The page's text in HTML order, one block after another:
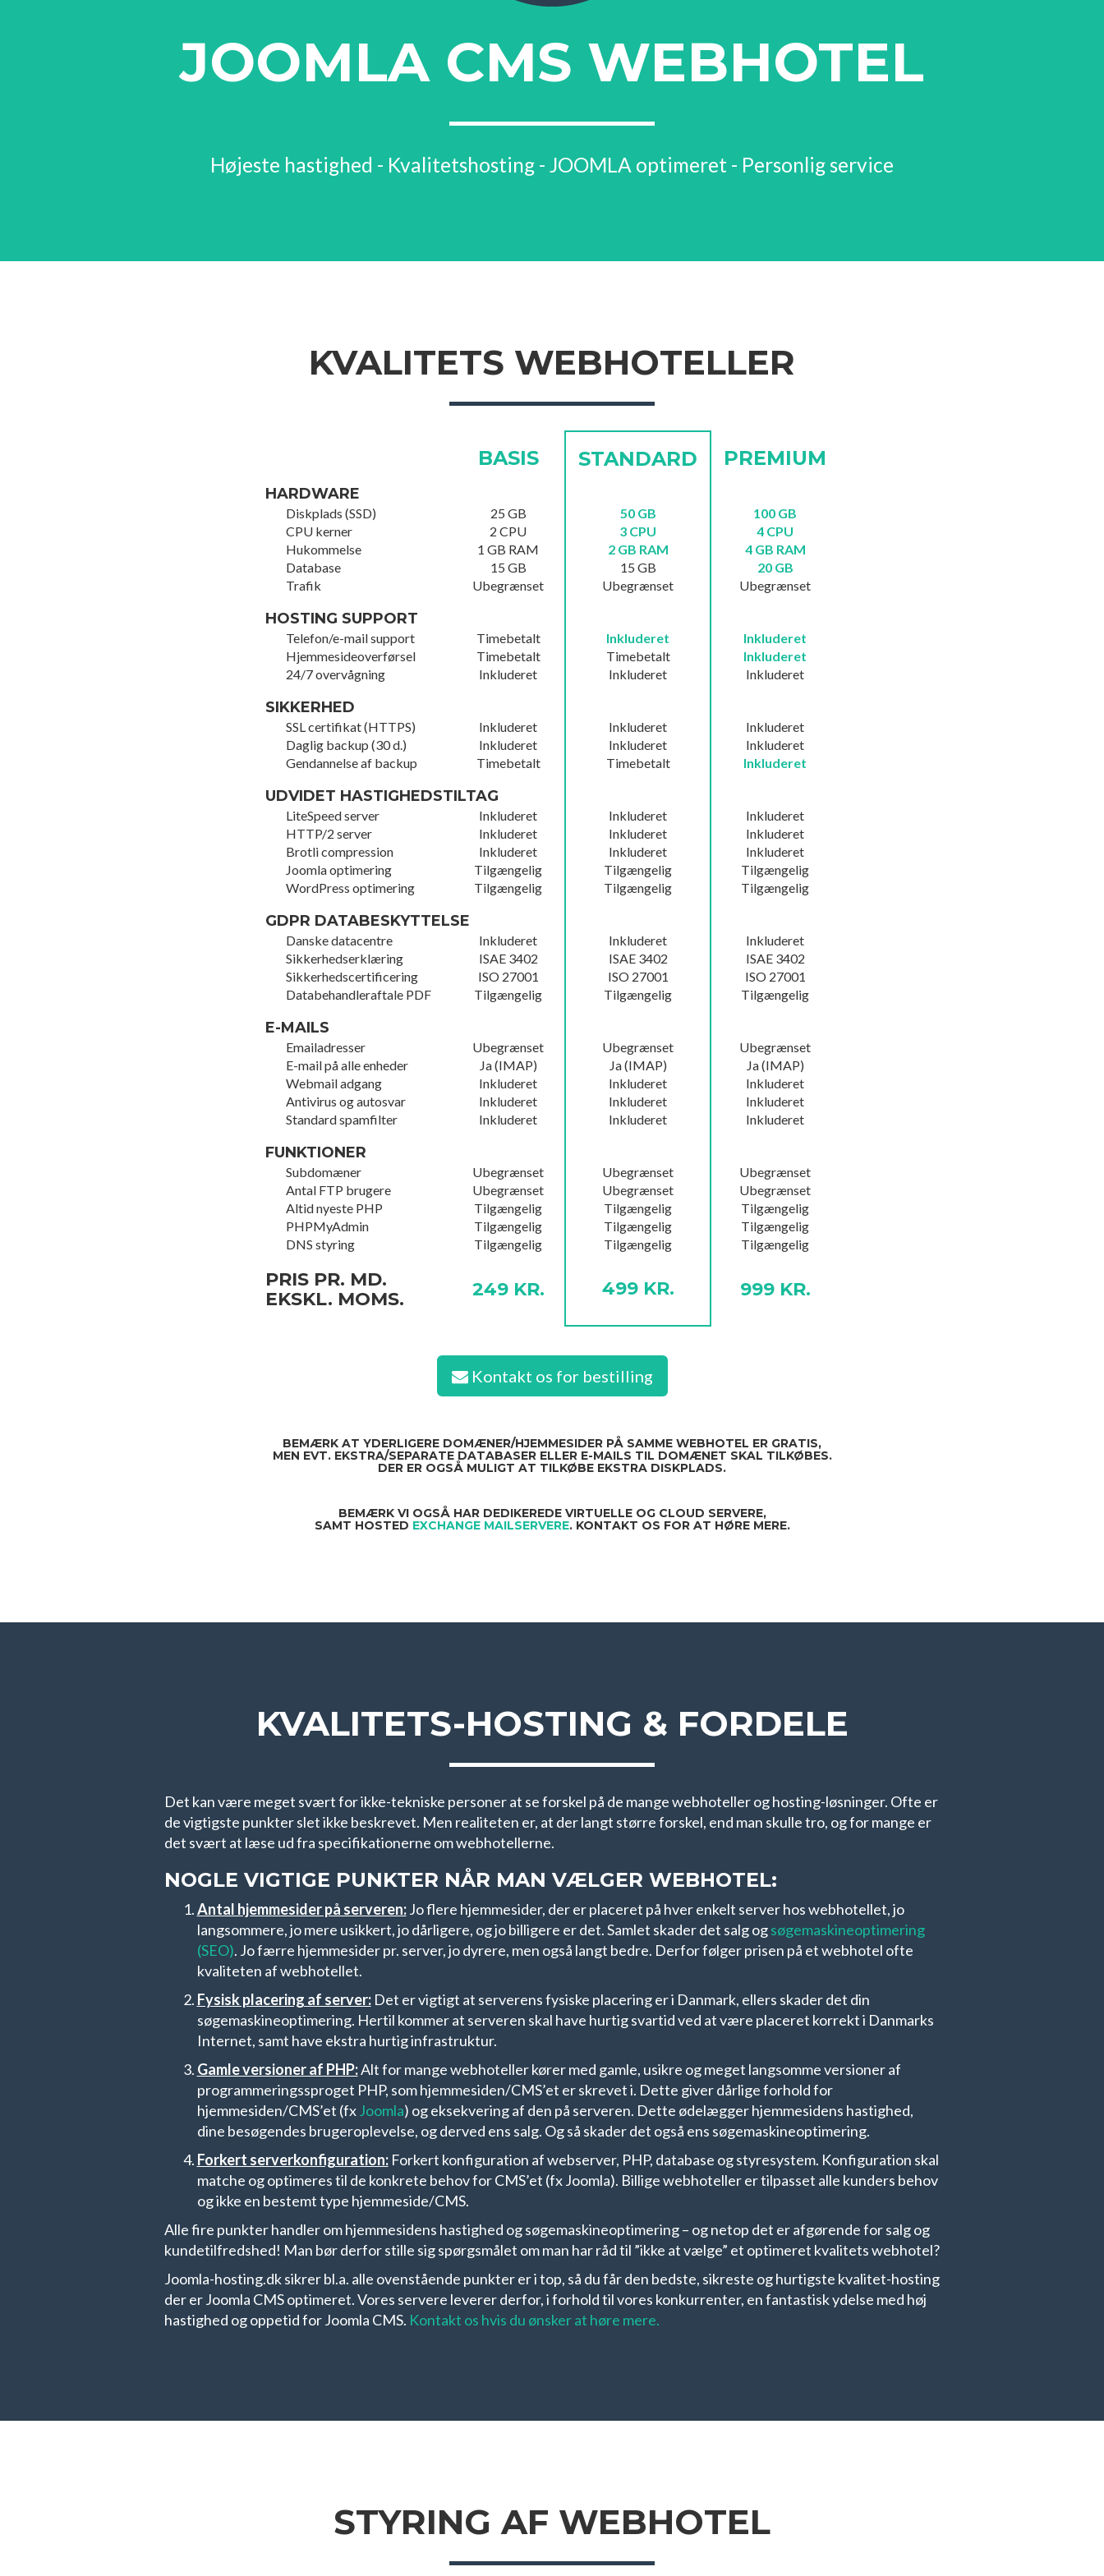
JOOMLA CMS WEBHOTEL
Højeste hastighed - Kvalitetshosting - JOOMLA optimeret - Personlig service
KVALITETS WEBHOTELLER
BASIS STANDARD PREMIUM
HARDWARE
Diskplads (SSD) 25 GB 50 GB
100 GB
CPU kerner
2 CPU 3 CPU
4 CPU
Hukommelse
1 GB RAM 2 GB RAM
4 GB RAM
Database
15 GB 15 GB
20 GB
Trafik
Ubegrænset Ubegrænset Ubegrænset
HOSTING SUPPORT
Telefon/e-mail support Timebetalt Inkluderet
Inkluderet
Hjemmesideoverførsel
Timebetalt Timebetalt
Inkluderet
24/7 overvågning
Inkluderet Inkluderet Inkluderet
SIKKERHED
SSL certifikat (HTTPS) Inkluderet Inkluderet
Inkluderet
Daglig backup (30 d.)
Inkluderet Inkluderet
Inkluderet
Gendannelse af backup
Timebetalt Timebetalt Inkluderet
UDVIDET HASTIGHEDSTILTAG
LiteSpeed server Inkluderet Inkluderet
Inkluderet
HTTP/2 server
Inkluderet Inkluderet
Inkluderet
Brotli compression
Inkluderet Inkluderet
Inkluderet
Joomla optimering
Tilgængelig Tilgængelig
Tilgængelig
WordPress optimering
Tilgængelig Tilgængelig Tilgængelig
GDPR DATABESKYTTELSE
Danske datacentre Inkluderet Inkluderet
Inkluderet
Sikkerhedserklæring
ISAE 3402 ISAE 3402
ISAE 3402
Sikkerhedscertificering
ISO 27001 ISO 27001
ISO 27001
Databehandleraftale PDF
Tilgængelig Tilgængelig Tilgængelig
E-MAILS
Emailadresser Ubegrænset Ubegrænset
Ubegrænset
E-mail på alle enheder
Ja (IMAP) Ja (IMAP)
Ja (IMAP)
Webmail adgang
Inkluderet Inkluderet
Inkluderet
Antivirus og autosvar
Inkluderet Inkluderet
Inkluderet
Standard spamfilter
Inkluderet Inkluderet Inkluderet
FUNKTIONER
Subdomæner Ubegrænset Ubegrænset
Ubegrænset
Antal FTP brugere
Ubegrænset Ubegrænset
Ubegrænset
Altid nyeste PHP
Tilgængelig Tilgængelig
Tilgængelig
PHPMyAdmin
Tilgængelig Tilgængelig
Tilgængelig
DNS styring
Tilgængelig Tilgængelig Tilgængelig
PRIS PR. MD.
EKSKL. MOMS.
249 KR. 499 KR. 999 KR.
Kontakt os for bestilling
BEMÆRK AT YDERLIGERE DOMÆNER/HJEMMESIDER PÅ SAMME WEBHOTEL ER GRATIS,
MEN EVT. EKSTRA/SEPARATE DATABASER ELLER E-MAILS TIL DOMÆNET SKAL TILKØBES.
DER ER OGSÅ MULIGT AT TILKØBE EKSTRA DISKPLADS.
BEMÆRK VI OGSÅ HAR DEDIKEREDE VIRTUELLE OG CLOUD SERVERE,
SAMT HOSTED EXCHANGE MAILSERVERE. KONTAKT OS FOR AT HØRE MERE.
KVALITETS-HOSTING & FORDELE
Det kan være meget svært for ikke-tekniske personer at se forskel på de mange webhoteller og hosting-løsninger. Ofte er
de vigtigste punkter slet ikke beskrevet. Men realiteten er, at der langt større forskel, end man skulle tro, og for mange er
det svært at læse ud fra specifikationerne om webhotellerne.
NOGLE VIGTIGE PUNKTER NÅR MAN VÆLGER WEBHOTEL:
Antal hjemmesider på serveren:Jo flere hjemmesider, der er placeret på hver enkelt server hos webhotellet, jo
langsommere, jo mere usikkert, jo dårligere, og jo billigere er det. Samlet skader det salg ogsøgemaskineoptimering
(SEO). Jo færre hjemmesider pr. server, jo dyrere, men også langt bedre. Derfor følger prisen på et webhotel ofte
kvaliteten af webhotellet.
Fysisk placering af server:Det er vigtigt at serverens fysiske placering er i Danmark, ellers skader det din
søgemaskineoptimering. Hertil kommer at serveren skal have hurtig svartid ved at være placeret korrekt i Danmarks
Internet, samt have ekstra hurtig infrastruktur.
Gamle versioner af PHP:Alt for mange webhoteller kører med gamle, usikre og meget langsomme versioner af
programmeringssproget PHP, som hjemmesiden/CMS’et er skrevet i. Dette giver dårlige forhold for
hjemmesiden/CMS’et (fxJoomla) og eksekvering af den på serveren. Dette ødelægger hjemmesidens hastighed,
dine besøgendes brugeroplevelse, og derved ens salg. Og så skader det også ens søgemaskineoptimering.
Forkert serverkonfiguration:Forkert konfiguration af webserver, PHP, database og styresystem. Konfiguration skal
matche og optimeres til de konkrete behov for CMS’et (fx Joomla). Billige webhoteller er tilpasset alle kunders behov
og ikke en bestemt type hjemmeside/CMS.
Alle fire punkter handler om hjemmesidens hastighed og søgemaskineoptimering – og netop det er afgørende for salg og
kundetilfredshed! Man bør derfor stille sig spørgsmålet om man har råd til ”ikke at vælge” et optimeret kvalitets webhotel?
Joomla-hosting.dk sikrer bl.a. alle ovenstående punkter er i top, så du får den bedste, sikreste og hurtigste kvalitet-hosting
der er Joomla CMS optimeret. Vores servere leverer derfor, i forhold til vores konkurrenter, en fantastisk ydelse med høj
hastighed og oppetid for Joomla CMS. Kontakt os hvis du ønsker at høre mere.
STYRING AF WEBHOTEL